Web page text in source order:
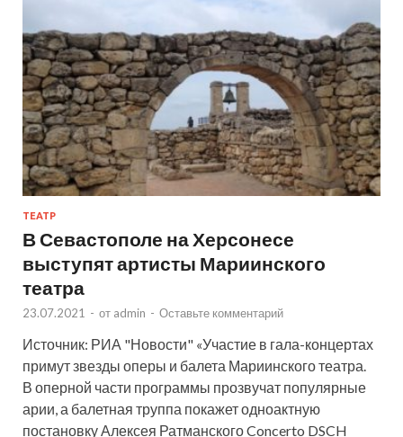
ТЕАТР
В Севастополе на Херсонесе
выступят артисты Мариинского
театра
23.07.2021 - от admin - Оставьте комментарий
Источник: РИА "Новости" «Участие в гала-концертах
примут звезды оперы и балета Мариинского театра.
В оперной части программы прозвучат популярные
арии, а балетная труппа покажет одноактную
постановку Алексея Ратманского Concerto DSCH